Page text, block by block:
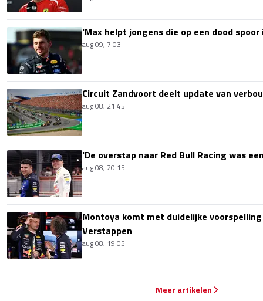
'Max helpt jongens die op een dood
aug 09, 7:03
Circuit Zandvoort deelt update van
aug 08, 21:45
'De overstap naar Red Bull Racing was
aug 08, 20:15
Montoya komt met duidelijke
Verstappen
aug 08, 19:05
Meer artikelen